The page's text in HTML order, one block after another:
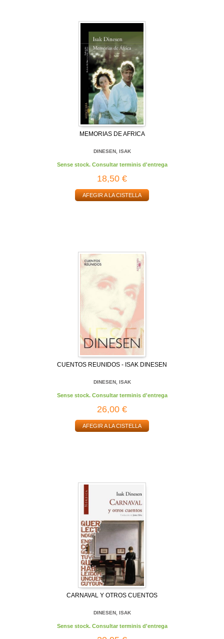
MEMORIAS DE AFRICA
DINESEN, ISAK
Sense stock. Consultar terminis d'entrega
18,50 €
AFEGIR A LA CISTELLA
CUENTOS REUNIDOS - ISAK DINESEN
DINESEN, ISAK
Sense stock. Consultar terminis d'entrega
26,00 €
AFEGIR A LA CISTELLA
CARNAVAL Y OTROS CUENTOS
DINESEN, ISAK
Sense stock. Consultar terminis d'entrega